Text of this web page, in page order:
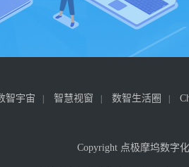
智宇宙 智慧视窗 数智生活圈
Copyright 点极摩坞数字